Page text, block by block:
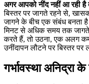
अगर आपको नींद नहीं आ रही है
बिस्तर पर जागते रहने से,
जागने के बीच एक संबंध बनता है
मिनट से अधिक समय तक
करते हैं, तो उठना, एक अलग
उनींदापन लौटने पर बिस्तर पर
गर्भावस्था अनिद्रा के